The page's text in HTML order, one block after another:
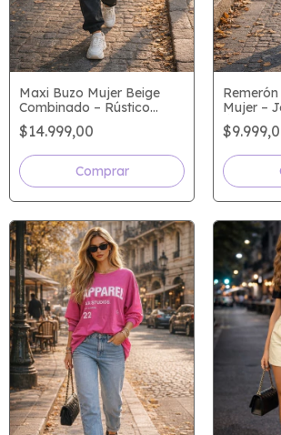
Maxi Buzo Mujer Beige
Combinado – Rústico
Premium con Elastano y
Mangas Camiseras – Talle
Único Hasta 6
$14.999,00
Mujer –
Único